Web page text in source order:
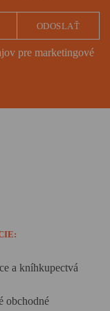
pre marketingové
ODOSLAŤ
a kníhkupectvá
obchodné